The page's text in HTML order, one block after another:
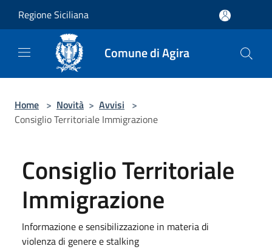
Regione Siciliana
Comune di Agira
Home > Novità > Avvisi >
Consiglio Territoriale Immigrazione
Consiglio Territoriale
Immigrazione
Informazione e sensibilizzazione in materia di
violenza di genere e stalking